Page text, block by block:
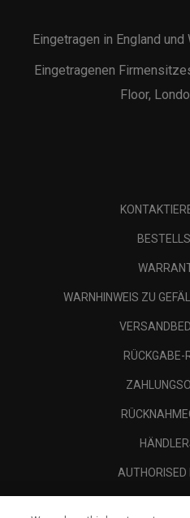
Eingetragen in England
Eingetragenen
Floor,
WARNHINWEIS ZU
RÜCKGABE-
AUTHORISED